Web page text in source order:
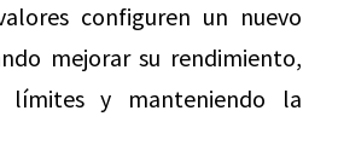
configuren un nuevo
mejorar su rendimiento,
límites y manteniendo la